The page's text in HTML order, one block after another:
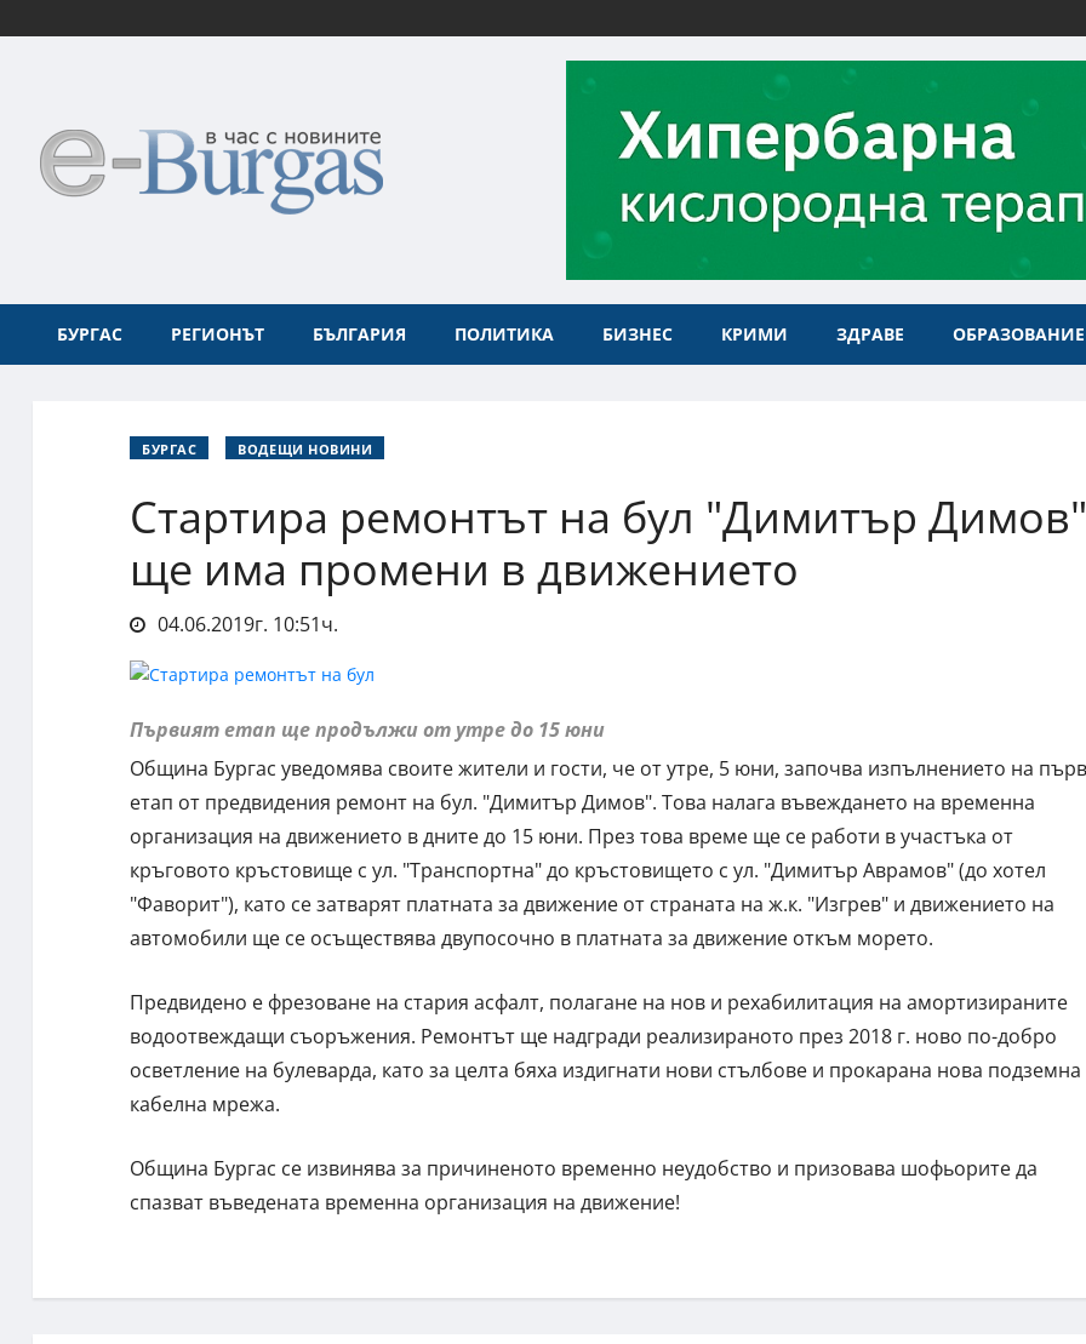
БУРГАС РЕГИОНЪТ БЪЛГАРИЯ ПОЛИТИКА БИЗНЕС КРИМИ ЗДРАВЕ ОБРАЗОВАНИЕ
БУРГАС ВОДЕЩИ НОВИНИ
Стартира ремонтът на бул "Димитър
ще има промени в движението
04.06.2019г. 10:51ч.
Първият етап ще продължи от утре до 15 юни
Община Бургас уведомява своите жители и гости, че от утре, 5 юни, започва изпълнението на
етап от предвидения ремонт на бул. "Димитър Димов". Това налага въвеждането на временна
организация на движението в дните до 15 юни. През това време ще се работи в участъка от
кръговото кръстовище с ул. "Транспортна" до кръстовището с ул. "Димитър Аврамов" (до хотел
"Фаворит"), като се затварят платната за движение от страната на ж.к. "Изгрев" и движението на
автомобили ще се осъществява двупосочно в платната за движение откъм морето.
Предвидено е фрезоване на стария асфалт, полагане на нов и рехабилитация на амортизираните
водоотвеждащи съоръжения. Ремонтът ще надгради реализираното през 2018 г. ново по-добро
осветление на булеварда, като за целта бяха издигнати нови стълбове и прокарана нова подземна
кабелна мрежа.
Община Бургас се извинява за причиненото временно неудобство и призовава шофьорите да
спазват въведената временна организация на движение!